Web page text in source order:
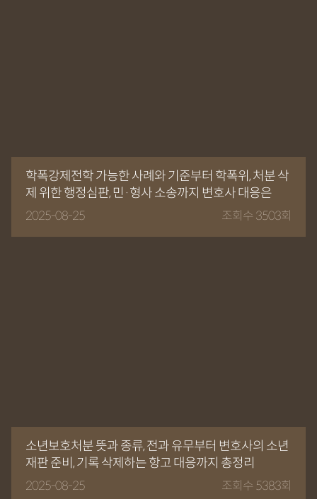
학폭강제전학 가능한 사례와 기준부터 학폭위, 처분 삭
제 위한 행정심판, 민·형사 소송까지 변호사 대응은
2025-08-25 조회수 3503회
소년보호처분 뜻과 종류, 전과 유무부터 변호사의 소년
재판 준비, 기록 삭제하는 항고 대응까지 총정리
2025-08-25 조회수 5383회